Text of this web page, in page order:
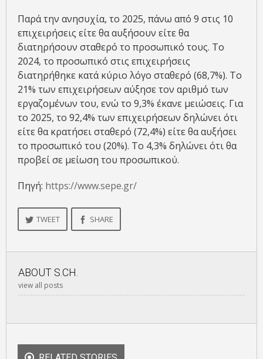
Παρά την ανησυχία, το 2025, πάνω από 9 στις 10
επιχειρήσεις είτε θα αυξήσουν είτε θα
διατηρήσουν σταθερό το προσωπικό τους. Το
2024, το προσωπικό στις επιχειρήσεις
διατηρήθηκε κατά κύριο λόγο σταθερό (68,7%). Το
21% των επιχειρήσεων αύξησε τον αριθμό των
εργαζομένων του, ενώ το 9,3% έκανε μειώσεις. Για
το 2025, το 92,4% των επιχειρήσεων δηλώνει ότι
είτε θα κρατήσει σταθερό (72,4%) είτε θα αυξήσει
το προσωπικό του (20%). Το 4,3% δηλώνει ότι θα
προβεί σε μείωση του προσωπικού.
Πηγή: https://www.sepe.gr/
TWEET SHARE
ABOUT S.CH.
view all posts